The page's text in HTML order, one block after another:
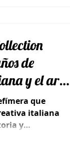
de
y el arte
junto a
que
italiana
y